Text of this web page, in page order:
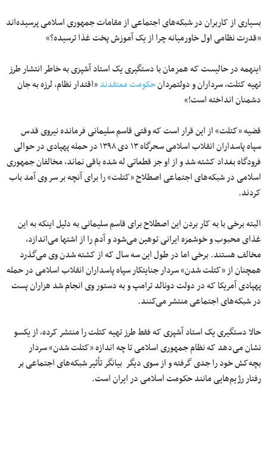
بسیاری از کاربران در شبکه‌های اجتماعی از مقامات جمهوری اسلامی پرسیده‌اند
«قدرت نظامی اول خاورمیانه چرا از یک آموزش پخت غذا ترسیده؟»
اینهمه در حالیست که همزمان با دستگیری یک استاد آشپزی به خاطر انتشار طرز
تهیه کتلت، سرداران و دولتمردانحکومت معتقدند«اقتدار نظام، لرزه به جان
دشمنان انداخته است!»
قضیه «کتلت» از این قرار است که وقتی قاسم سلیمانی فرمانده نیروی قدس
سپاه پاسداران انقلاب اسلامی سحرگاه ۱۳ دی ۱۳۹۸ در حمله پهپادی در حوالی
فرودگاه بغداد کشته شد و از او جز قطعاتی له شده باقی نماند، مخالفان جمهوری
اسلامی در شبکه‌های اجتماعی اصطلاح «کتلت» را برای آنچه بر سر وی آمد باب
کردند.
البته برخی با به کار بردن این اصطلاح برای قاسم سلیمانی به دلیل اینکه به این
غذای محبوب و خوشمزه ایرانی توهین می‌شود و آدم را از اشتها می‌اندازد،
مخالف هستند. برخی اما در طول این سه سال که از کشته شدن وی می‌گذرد
همچنان از «کتلت شدن» سردار جنایتکار سپاه پاسداران انقلاب اسلامی در حمله
پهپادی آمریکا که در دولت دونالد ترامپ و به دستور وی انجام شد هزاران پست
در شبکه‌های اجتماعی منتشر می‌کنند.
حالا دستگیری یک استاد آشپزی که فقط طرز تهیه کتلت را منتشر کرده، از یکسو
نشان می‌دهد که نظام جمهوری اسلامی تا چه اندازه «کتلت شدن» سردار
بچه‌کش خود را جدی گرفته و از سوی دیگر بیانگر تأثیر شبکه‌های اجتماعی بر
رفتار رژیم‌هایی مانند حکومت اسلامی در ایران است.